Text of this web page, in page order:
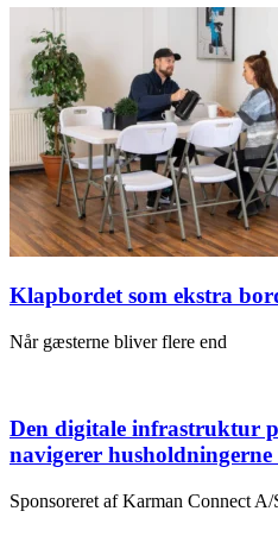
Klapbordet som ekstra
Når gæsterne bliver flere end
Den digitale infrastruktur
navigerer
Sponsoreret af Karman Connect A/